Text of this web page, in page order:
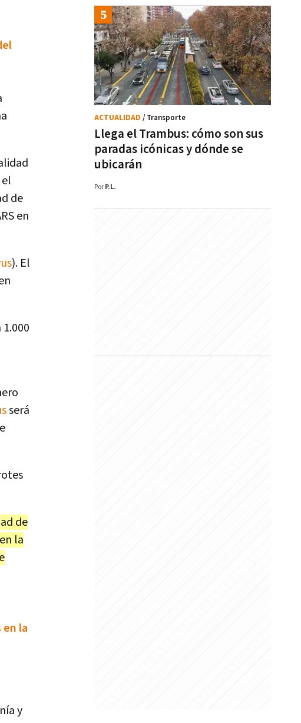
de
en
). El
será
de
en la
la
y
Llega el Trambus: cómo son sus
paradas icónicas y dónde se
ubicarán
ACTUALIDAD / Transporte
Por P.L.